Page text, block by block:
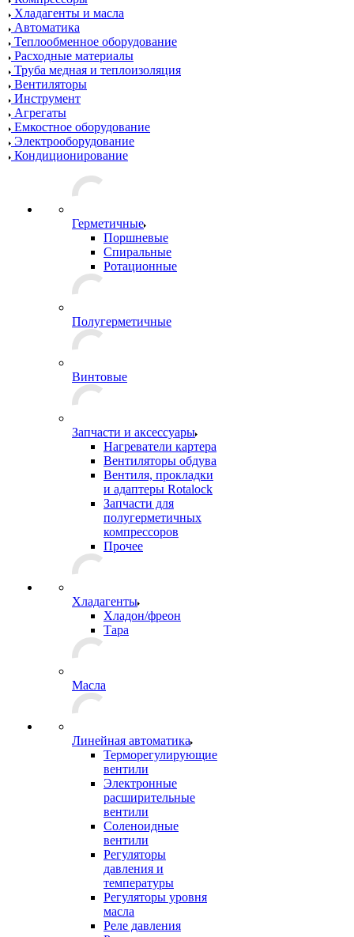
Хладагенты и масла
Автоматика
Теплообменное оборудование
Расходные материалы
Труба медная и теплоизоляция
Вентиляторы
Инструмент
Агрегаты
Емкостное оборудование
Электрооборудование
Кондиционирование
Герметичные
Поршневые
Спиральные
Ротационные
Полугерметичные
Винтовые
Запчасти и аксессуары
Нагреватели картера
Вентиляторы обдува
Вентиля, прокладки
и адаптеры Rotalock
Запчасти для
полугерметичных
компрессоров
Прочее
Хладагенты
Хладон/фреон
Тара
Масла
Линейная автоматика
Терморегулирующие
вентили
Электронные
расширительные
вентили
Соленоидные
вентили
Регуляторы
давления и
температуры
Регуляторы уровня
масла
Реле давления